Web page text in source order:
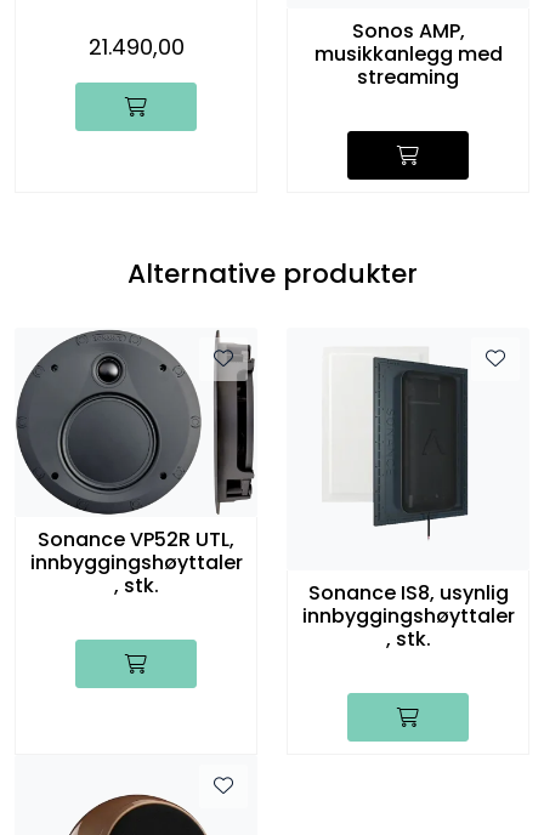
21.490,00
Sonos AMP,
musikkanlegg med
streaming
Alternative produkter
Sonance VP52R UTL,
innbyggingshøyttaler
, stk.
Sonance IS8, usynlig
innbyggingshøyttaler
, stk.